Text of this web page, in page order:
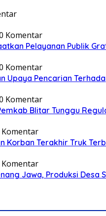
Komentar
Pelayanan Publik
Komentar
Upaya Pencarian
Komentar
Blitar Tunggu
Komentar
Korban Terakhir Truk
Komentar
Jawa, Produksi